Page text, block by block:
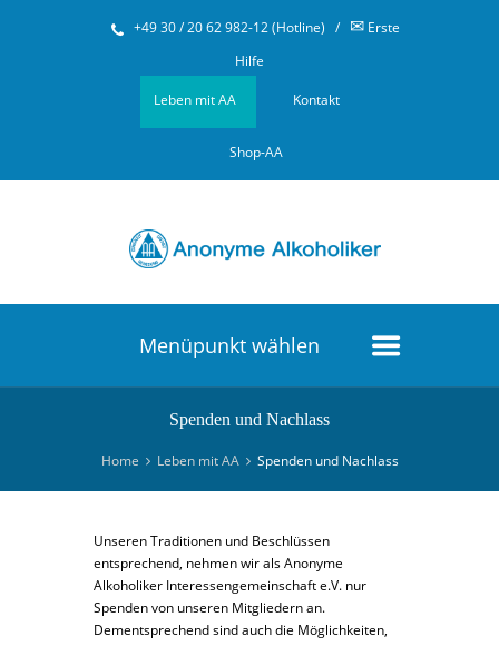
+49 30 / 20 62 982-12 (Hotline) / ✉Erste
Hilfe
Leben mit AA Kontakt
Shop-AA
Menüpunkt wählen
Spenden und Nachlass
Home Leben mit AA Spenden und Nachlass
Unseren Traditionen und Beschlüssen
entsprechend, nehmen wir als Anonyme
Alkoholiker Interessengemeinschaft e.V. nur
Spenden von unseren Mitgliedern an.
Dementsprechend sind auch die Möglichkeiten,